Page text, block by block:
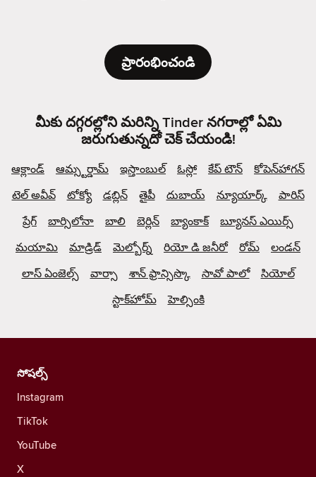
ప్రారంభించండి
మీకు దగ్గరల్లోని మరిన్ని Tinder నగరాల్లో ఏమి
జరుగుతున్నదో చెక్ చేయండి!
ఆక్లాండ్ ఆమ్స్టర్డామ్ ఇస్తాంబుల్ ఓస్లో కేప్ టౌన్
కోపెన్‌హాగన్
టెల్ అవీవ్
టోక్యో డబ్లిన్ తైపీ దుబాయ్ న్యూయార్క్
పారిస్
ప్రేగ్
బార్సిలోనా బాలి బెర్లిన్ బ్యాంకాక్
బ్యూనస్ ఎయిర్స్
మయామి
మాడ్రిడ్ మెల్బోర్న్ రియో డి జనీరో రోమ్
లండన్
లాస్ ఏంజెల్స్
వార్సా శాన్ ఫ్రాన్సిస్కొ సావో పాలో
సియోల్
స్టాక్‌హోమ్
హెల్సింకి
సోషల్స్
Instagram
TikTok
YouTube
X